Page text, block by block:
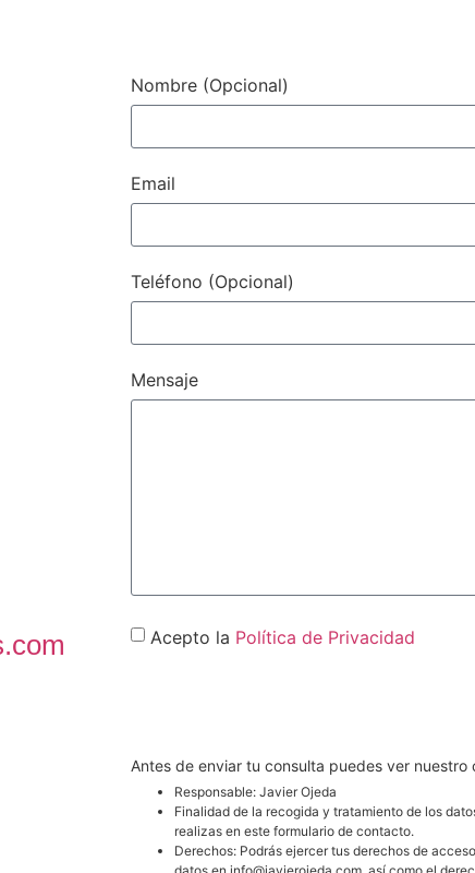
Nombre (Opcional)
Email
Teléfono (Opcional)
Mensaje
Acepto la Política de Privacidad
Antes de enviar tu consulta puedes ver
Responsable: Javier Ojeda
Finalidad de la recogida y tratamiento de los
realizas en este formulario de contacto.
Derechos: Podrás ejercer tus derechos de